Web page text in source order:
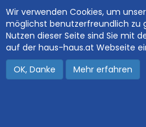
Wir verwenden Cookies, um
möglichst benutzerfreundlich zu
Nutzen dieser Seite sind Sie mit
auf der haus-haus.at Webseite
OK, Danke
Mehr erfahren